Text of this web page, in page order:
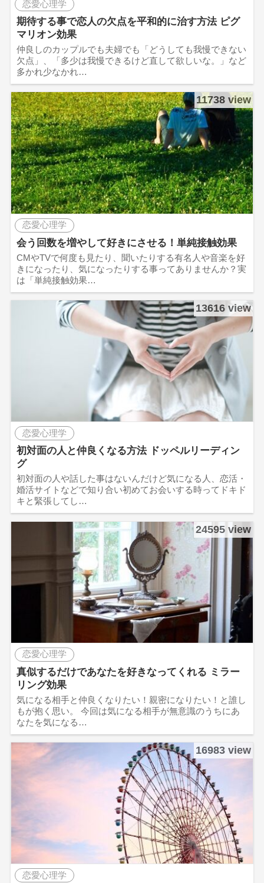
恋愛心理学
期待する事で恋人の欠点を平和的に治す方法 ピグ
マリオン効果
仲良しのカップルでも夫婦でも「どうしても我慢できない
欠点」、「多少は我慢できるけど直して欲しいな。」など
多かれ少なかれ…
11738 view
恋愛心理学
会う回数を増やして好きにさせる！単純接触効果
CMやTVで何度も見たり、聞いたりする有名人や音楽を好
きになったり、気になったりする事ってありませんか？実
は「単純接触効果…
13616 view
恋愛心理学
初対面の人と仲良くなる方法 ドッペルリーディン
グ
初対面の人や話した事はないんだけど気になる人、恋活・
婚活サイトなどで知り合い初めてお会いする時ってドキド
キと緊張してし…
24595 view
恋愛心理学
真似するだけであなたを好きなってくれる ミラー
リング効果
気になる相手と仲良くなりたい！親密になりたい！と誰し
もが抱く思い。 今回は気になる相手が無意識のうちにあ
なたを気になる…
16983 view
恋愛心理学